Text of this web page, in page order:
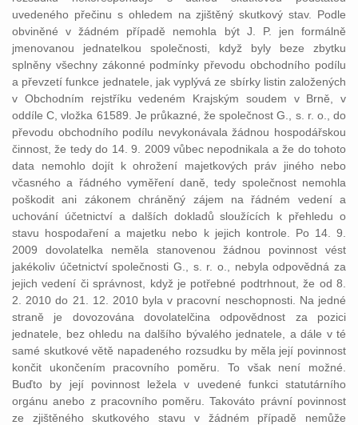
uvedeného přečinu s ohledem na zjištěný skutkový stav. Podle
obviněné v žádném případě nemohla být J. P. jen formálně
jmenovanou jednatelkou společnosti, když byly beze zbytku
splněny všechny zákonné podmínky převodu obchodního podílu
a převzetí funkce jednatele, jak vyplývá ze sbírky listin založených
v Obchodním rejstříku vedeném Krajským soudem v Brně, v
oddíle C, vložka 61589. Je průkazné, že společnost G., s. r. o., do
převodu obchodního podílu nevykonávala žádnou hospodářskou
činnost, že tedy do 14. 9. 2009 vůbec nepodnikala a že do tohoto
data nemohlo dojít k ohrožení majetkových práv jiného nebo
včasného a řádného vyměření daně, tedy společnost nemohla
poškodit ani zákonem chráněný zájem na řádném vedení a
uchování účetnictví a dalších dokladů sloužících k přehledu o
stavu hospodaření a majetku nebo k jejich kontrole. Po 14. 9.
2009 dovolatelka neměla stanovenou žádnou povinnost vést
jakékoliv účetnictví společnosti G., s. r. o., nebyla odpovědná za
jejich vedení či správnost, když je potřebné podtrhnout, že od 8.
2. 2010 do 21. 12. 2010 byla v pracovní neschopnosti. Na jedné
straně je dovozována dovolatelčina odpovědnost za pozici
jednatele, bez ohledu na dalšího bývalého jednatele, a dále v té
samé skutkové větě napadeného rozsudku by měla její povinnost
končit ukončením pracovního poměru. To však není možné.
Buďto by její povinnost ležela v uvedené funkci statutárního
orgánu anebo z pracovního poměru. Takováto právní povinnost
ze zjištěného skutkového stavu v žádném případě nemůže